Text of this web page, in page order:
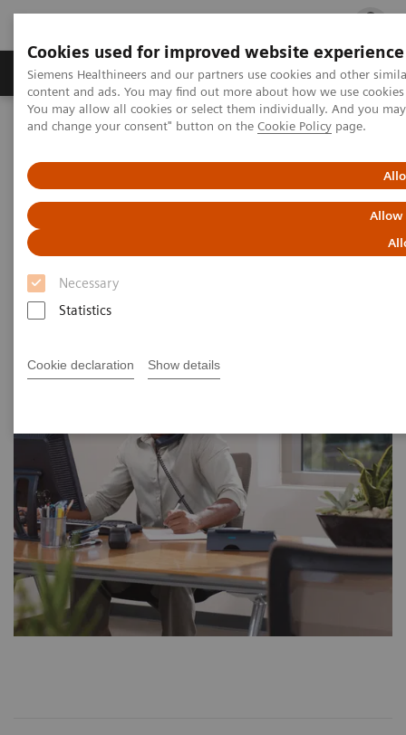
Cookies used for improved website experience
Siemens Healthineers and our partners use cookies and other
content and ads. You may find out more about how we use
You may allow all cookies or select them individually. And you
and change your consent" button on the Cookie Policy page.
Allow
Necessary
Statistics
Cookie declaration Show details
Ürün ve Hizmetler Öne Çıkanlar Sağlık
Siemens Healthineers Türkiye
Hasta Başı Testleri
POC Informatics Customer
Service Contacts